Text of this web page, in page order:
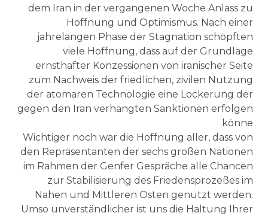
dem Iran in der vergangenen Woche Anlass zu
Hoffnung und Optimismus. Nach einer
jahrelangen Phase der Stagnation schöpften
viele Hoffnung, dass auf der Grundlage
ernsthafter Konzessionen von iranischer Seite
zum Nachweis der friedlichen, zivilen Nutzung
der atomaren Technologie eine Lockerung der
gegen den Iran verhängten Sanktionen erfolgen
könne.
Wichtiger noch war die Hoffnung aller, dass von
den Repräsentanten der sechs großen Nationen
im Rahmen der Genfer Gespräche alle Chancen
zur Stabilisierung des Friedensprozeßes im
Nahen und Mittleren Osten genutzt werden.
Umso unverständlicher ist uns die Haltung Ihrer